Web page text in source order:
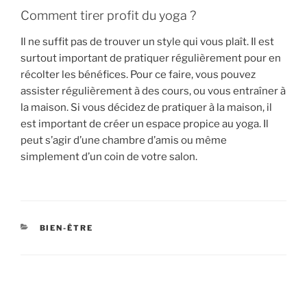
Comment tirer profit du yoga ?
Il ne suffit pas de trouver un style qui vous plaît. Il est
surtout important de pratiquer régulièrement pour en
récolter les bénéfices. Pour ce faire, vous pouvez
assister régulièrement à des cours, ou vous entraîner à
la maison. Si vous décidez de pratiquer à la maison, il
est important de créer un espace propice au yoga. Il
peut s’agir d’une chambre d’amis ou même
simplement d’un coin de votre salon.
CATÉGORIES
BIEN-ÊTRE